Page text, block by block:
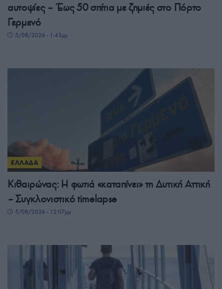
αυτοψίες – Έως 50 σπίτια με ζημιές στο Πόρτο
Γερμενό
5/08/2026 - 1:43μμ
ΕΛΛΑΔΑ
Κιθαιρώνας: Η φωτιά «καταπίνει» τη Δυτική Αττική
– Συγκλονιστικό timelapse
5/08/2026 - 12:07μμ